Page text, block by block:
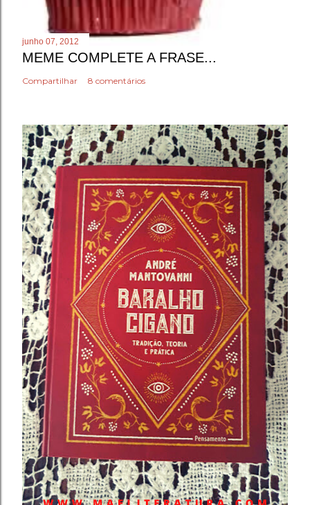
junho 07, 2012
MEME COMPLETE A FRASE...
Compartilhar 8 comentários